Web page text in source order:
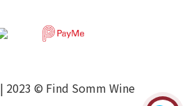
| 2023 © Find Somm Wine